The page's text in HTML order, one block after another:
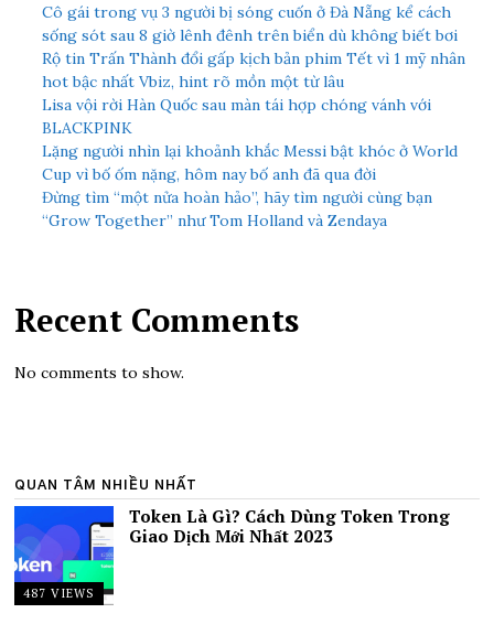
Cô gái trong vụ 3 người bị sóng cuốn ở Đà Nẵng kể cách
sống sót sau 8 giờ lênh đênh trên biển dù không biết bơi
Rộ tin Trấn Thành đổi gấp kịch bản phim Tết vì 1 mỹ nhân
hot bậc nhất Vbiz, hint rõ mồn một từ lâu
Lisa vội rời Hàn Quốc sau màn tái hợp chóng vánh với
BLACKPINK
Lặng người nhìn lại khoảnh khắc Messi bật khóc ở World
Cup vì bố ốm nặng, hôm nay bố anh đã qua đời
Đừng tìm “một nửa hoàn hảo”, hãy tìm người cùng bạn
“Grow Together” như Tom Holland và Zendaya
Recent Comments
No comments to show.
QUAN TÂM NHIỀU NHẤT
487 VIEWS
Token Là Gì? Cách Dùng Token Trong
Giao Dịch Mới Nhất 2023